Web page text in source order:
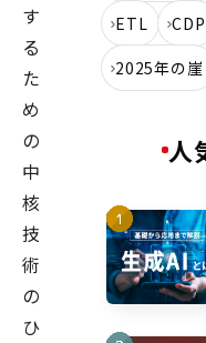
す
る
た
め
の
中
核
技
術
の
ひ
ETL
CDP
2025年の崖
人